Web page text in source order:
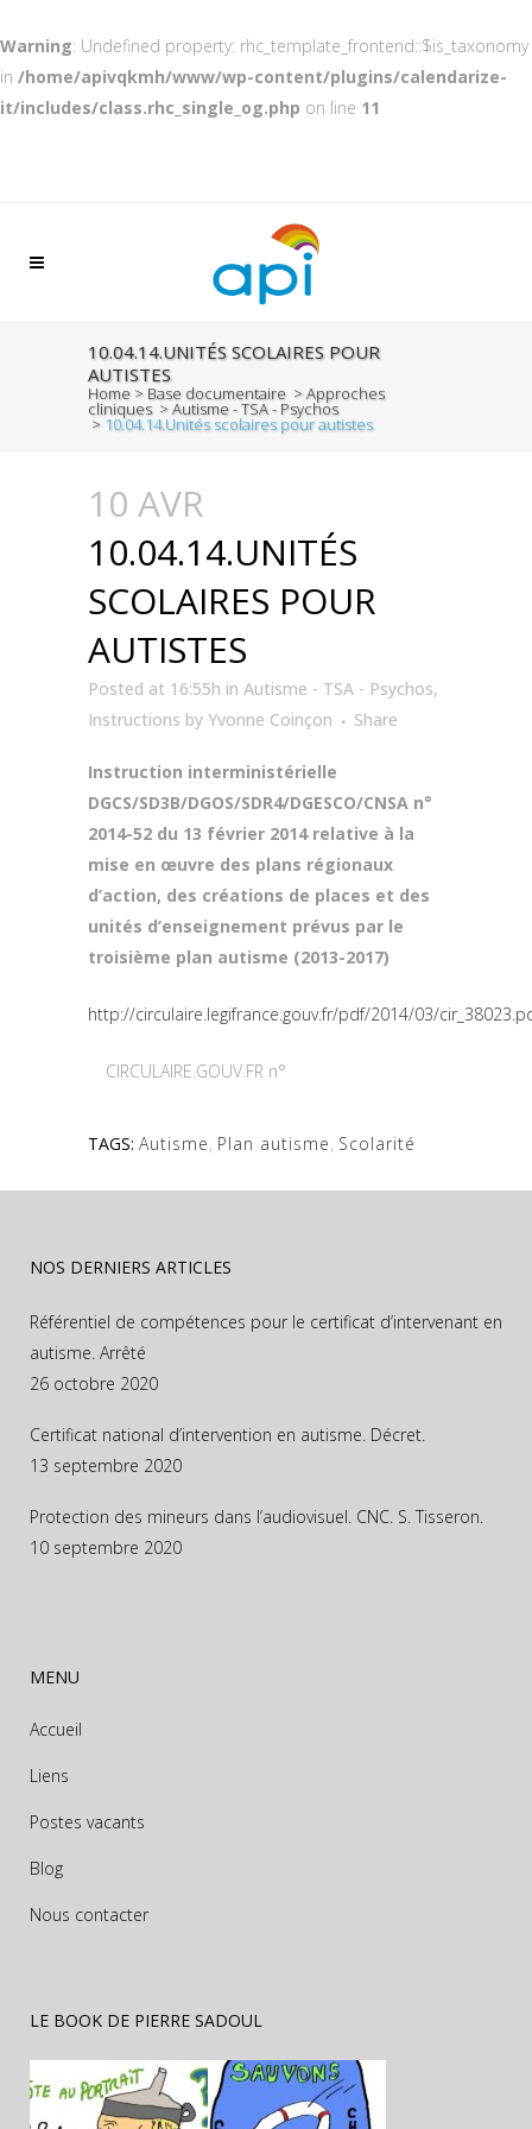
Warning: Undefined property: rhc_template_frontend::$is_taxonomy
in /home/apivqkmh/www/wp-content/plugins/calendarize-
it/includes/class.rhc_single_og.php on line 11
10.04.14.UNITÉS SCOLAIRES POUR
AUTISTES
Home > Base documentaire >Approches
cliniques >Autisme - TSA - Psychos
> 10.04.14.Unités scolaires pour autistes
10 AVR
10.04.14.UNITÉS
SCOLAIRES POUR
AUTISTES
Posted at 16:55h in Autisme - TSA - Psychos,
Instructions by Yvonne Coinçon Share
Instruction interministérielle
DGCS/SD3B/DGOS/SDR4/DGESCO/CNSA n°
2014-52 du 13 février 2014 relative à la
mise en œuvre des plans régionaux
d’action, des créations de places et des
unités d’enseignement prévus par le
troisième plan autisme (2013-2017)
http://circulaire.legifrance.gouv.fr/pdf/2014/03/
CIRCULAIRE.GOUV.FR n°
TAGS: Autisme, Plan autisme, Scolarité
NOS DERNIERS ARTICLES
Référentiel de compétences pour le certificat d’intervenant en
autisme. Arrêté
26 octobre 2020
Certificat national d’intervention en autisme. Décret.
13 septembre 2020
Protection des mineurs dans l’audiovisuel. CNC. S. Tisseron.
10 septembre 2020
MENU
Accueil
Liens
Postes vacants
Blog
Nous contacter
LE BOOK DE PIERRE SADOUL